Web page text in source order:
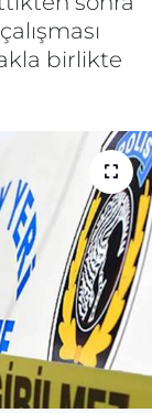
birlikte